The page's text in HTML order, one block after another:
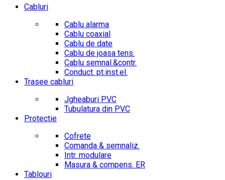
Cabluri
Cablu alarma
Cablu coaxial
Cablu de date
Cablu de joasa tens.
Cablu semnal.&contr.
Conduct. pt.inst.el.
Trasee cabluri
Jgheaburi PVC
Tubulatura din PVC
Protectie
Cofrete
Comanda & semnaliz.
Intr. modulare
Masura & compens. ER
Tablouri